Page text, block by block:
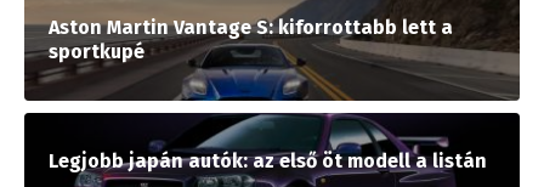
Aston Martin Vantage S: kiforrottabb lett a
sportkupé
Legjobb japán autók: az első öt modell a listán